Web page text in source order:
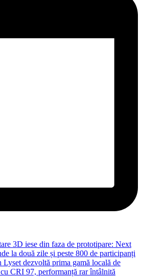
3D iese din faza de prototipare: Next
la două zile și peste 800 de participanți
Lyset dezvoltă prima gamă locală de
CRI 97, performanță rar întâlnită